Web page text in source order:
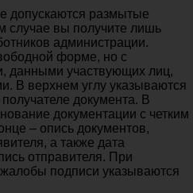
допускаются размытые
случае вы получите лишь
администрации.
форме, но с
данными участвующих лиц,
В верхнем углу указываются
документа. В
документации с четким
– опись документов,
а также дата
отправителя. При
подписи указываются